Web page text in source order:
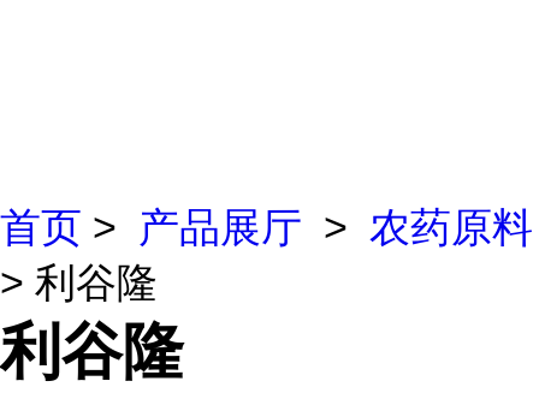
首页 > 产品展厅 > 农药原料
> 利谷隆
利谷隆